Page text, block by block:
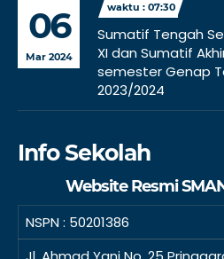
06
Mar 2024
waktu : 07:30
Sumatif Tengah
XI dan Sumatif
semester Genap
2023/2024
Info Sekolah
Website Resmi
NSPN : 50201386